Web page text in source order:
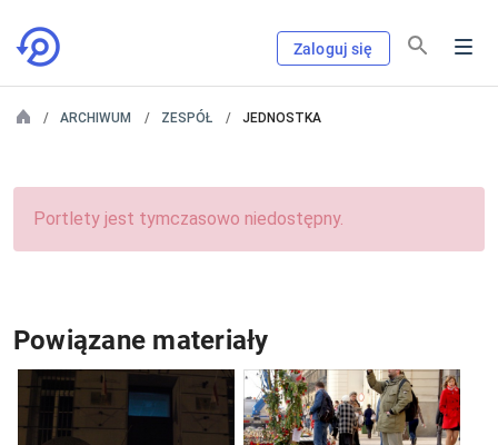
Zaloguj się
ARCHIWUM ZESPÓŁ JEDNOSTKA
Portlety jest tymczasowo niedostępny.
Powiązane materiały